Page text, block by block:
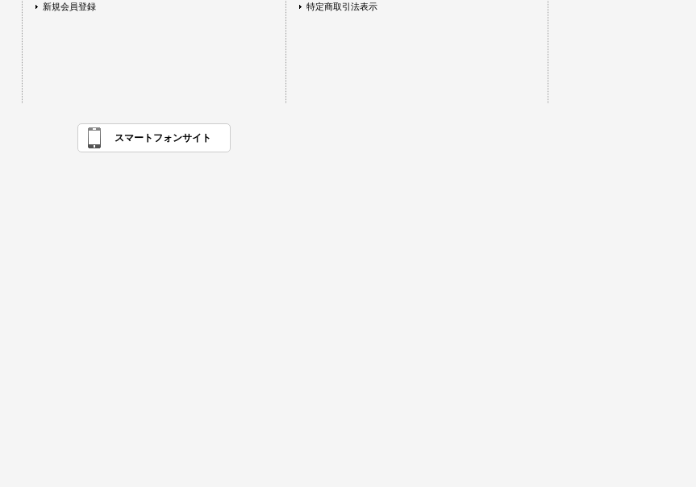
新規会員登録 特定商取引法表示
スマートフォンサイト